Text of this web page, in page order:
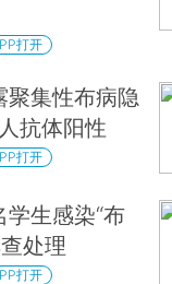
打开
聚集性布病隐
抗体阳性
打开
生感染“布
处理
打开